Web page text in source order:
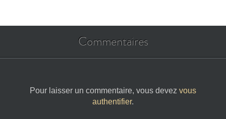
Commentaires
Pour laisser un commentaire, vous devez vous
authentifier.